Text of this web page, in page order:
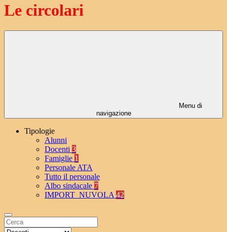
Le circolari
Menu di
navigazione
Tipologie
Alunni
Docenti 3
Famiglie 1
Personale ATA
Tutto il personale
Albo sindacale 7
IMPORT_NUVOLA 42